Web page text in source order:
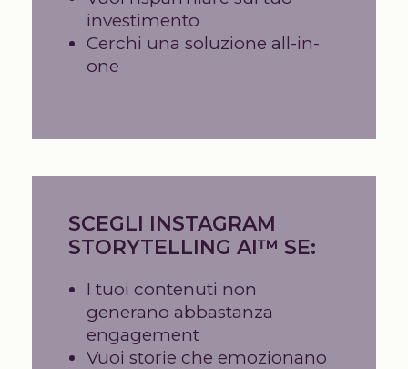
investimento
Cerchi una soluzione all-in-
one
SCEGLI INSTAGRAM
STORYTELLING AI™ SE:
I tuoi contenuti non
generano abbastanza
engagement
Vuoi storie che emozionano